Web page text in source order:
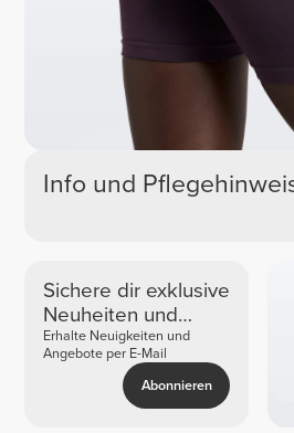
Info und
Sichere dir exklusive
Neuheiten und
Angebote
Erhalte Neuigkeiten und
Angebote per E-Mail
Abonnieren